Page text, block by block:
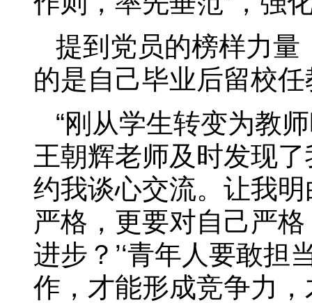
提到党员的榜样力量
的是自己毕业后留校
“刚从学生转变为教
王朝辉老师及时发现
约我谈心交流。让我
严格，更要对自己严
进步？’‘青年人要敢担
作，才能形成竞争力，